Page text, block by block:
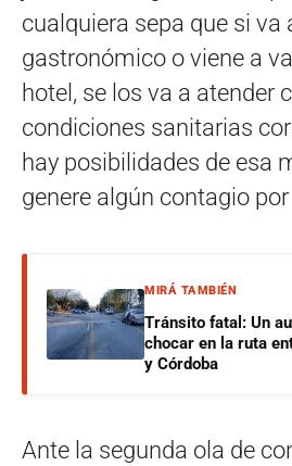
cualquiera sepa que si va
gastronómico o viene a
hotel, se los va a atender
condiciones sanitarias
hay posibilidades de esa
genere algún contagio por
MIRÁ TAMBIÉN
Tránsito fatal: Un
chocar en la ruta
y Córdoba
Ante la segunda ola de